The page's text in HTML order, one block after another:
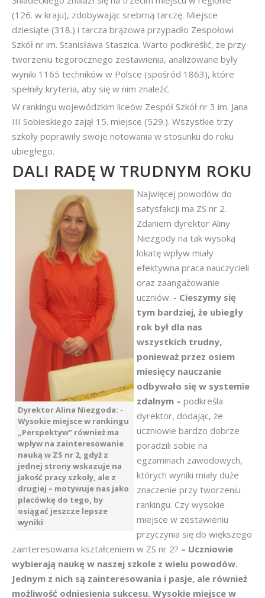
(126. w kraju), zdobywając srebrną tarczę. Miejsce
dziesiąte (318.) i tarcza brązowa przypadło Zespołowi
Szkół nr im. Stanisława Staszica. Warto podkreślić, że przy
tworzeniu tegorocznego zestawienia, analizowane były
wyniki 1165 techników w Polsce (spośród 1863), które
spełniły kryteria, aby się w nim znaleźć.
W rankingu wojewódzkim liceów Zespół Szkół nr 3 im. Jana
III Sobieskiego zajął 15. miejsce (529.). Wszystkie trzy
szkoły poprawiły swoje notowania w stosunku do roku
ubiegłego.
DALI RADĘ W TRUDNYM ROKU
Dyrektor Alina Niezgoda: -
Wysokie miejsce w rankingu
„Perspektyw” również ma
wpływ na zainteresowanie
nauką w ZS nr 2, gdyż z
jednej strony wskazuje na
jakość pracy szkoły, ale z
drugiej – motywuje nas jako
placówkę do tego, by
osiągać jeszcze lepsze
wyniki
Najwięcej powodów do
satysfakcji ma ZS nr 2.
Zdaniem dyrektor Aliny
Niezgody na tak wysoką
lokatę wpływ miały
efektywna praca nauczycieli
oraz zaangażowanie
uczniów. - Cieszymy się
tym bardziej, że ubiegły
rok był dla nas
wszystkich trudny,
ponieważ przez osiem
miesięcy nauczanie
odbywało się w systemie
zdalnym – podkreśla
dyrektor, dodając, że
uczniowie bardzo dobrze
poradzili sobie na
egzaminach zawodowych,
których wyniki miały duże
znaczenie przy tworzeniu
rankingu. Czy wysokie
miejsce w zestawieniu
przyczynia się do większego
zainteresowania kształceniem w ZS nr 2? – Uczniowie
wybierają naukę w naszej szkole z wielu powodów.
Jednym z nich są zainteresowania i pasje, ale również
możliwość odniesienia sukcesu. Wysokie miejsce w